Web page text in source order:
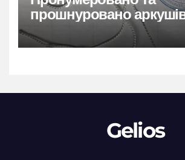
прошнуровано
сторінок: повний гайд
Gelios